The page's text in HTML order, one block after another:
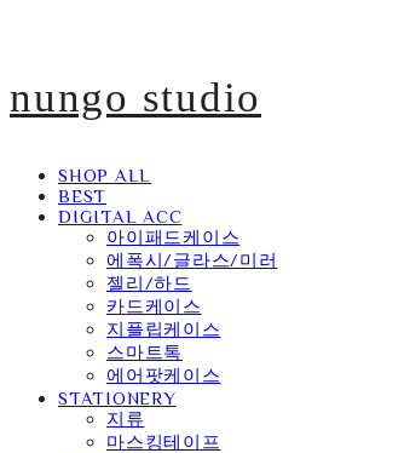
nungo studio
SHOP ALL
BEST
DIGITAL ACC
아이패드케이스
에폭시/글라스/미러
젤리/하드
카드케이스
지플립케이스
스마트톡
에어팟케이스
STATIONERY
지류
마스킹테이프